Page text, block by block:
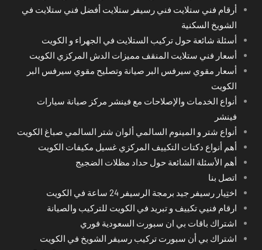
أرقام فني ستلايت فني رسيفر ستلايت أفضل فني ستلايت في
الشويخ السكنية
أسئلة شائعة حول تركيب الستلايت في الجهراء و الكويت
أسعار فني ستلايت المنقف مميزات الدش المركزي الكويت
أسعار مقوي سيرفس البر صيانة وتصليح مقوي سيرفس البر
الكويت
أنواع الخدمات والإصلاحات مع فينشر مركز صيانة سيارات
فينشر
أنواع شتر و المينوم السالمي ألوان شتر السالمي صباغ الكويت
أهم أنواع دكتات التكييف المركزي غسيل مكيفات الكويت
أهم الأسئلة الشائعة حول حداد مظلات الضجيج
اتصل بنا
اختِيار رسيفر جيد برمجة الرسيفر 24 ساعة في الكويت
ارقام فنيي تكييف و تبريد في الكويت للتركيب والصيانة
اشتراك باقات بي ان سبورت السعودية فوري
اشتراك بي أن سبورت تركيب رسيفر الشويخ في الكويت